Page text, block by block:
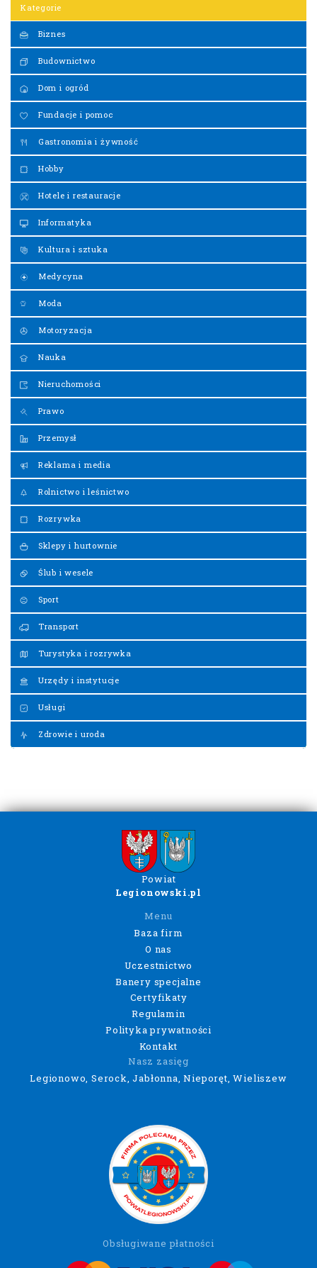
Kategorie
Biznes
Budownictwo
Dom i ogród
Fundacje i pomoc
Gastronomia i żywność
Hobby
Hotele i restauracje
Informatyka
Kultura i sztuka
Medycyna
Moda
Motoryzacja
Nauka
Nieruchomości
Prawo
Przemysł
Reklama i media
Rolnictwo i leśnictwo
Rozrywka
Sklepy i hurtownie
Ślub i wesele
Sport
Transport
Turystyka i rozrywka
Urzędy i instytucje
Usługi
Zdrowie i uroda
Powiat
Legionowski.pl
Menu
Baza firm
O nas
Uczestnictwo
Banery specjalne
Certyfikaty
Regulamin
Polityka prywatności
Kontakt
Nasz zasięg
Legionowo, Serock, Jabłonna, Nieporęt, Wieliszew
Obsługiwane płatności